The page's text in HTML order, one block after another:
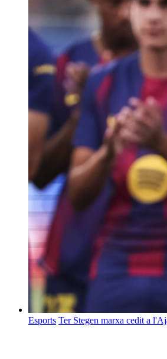
Esports Ter Stegen marxa cedit a